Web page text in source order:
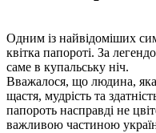
Одним із найвідоміших
квітка папороті. За
саме в купальську ніч.
Вважалося, що людина, яка
щастя, мудрість та
папороть насправді не
важливою частиною